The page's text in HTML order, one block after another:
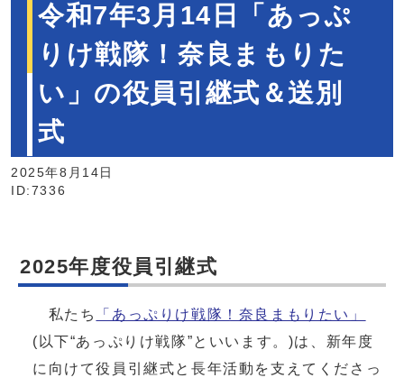
令和7年3月14日「あっぷ
りけ戦隊！奈良まもりた
い」の役員引継式＆送別
式
2025年8月14日
ID:7336
2025年度役員引継式
私たち
「あっぷりけ戦隊！奈良まもりたい」
(以下“あっぷりけ戦隊”といいます。)は、新年度
に向けて役員引継式と長年活動を支えてくださっ